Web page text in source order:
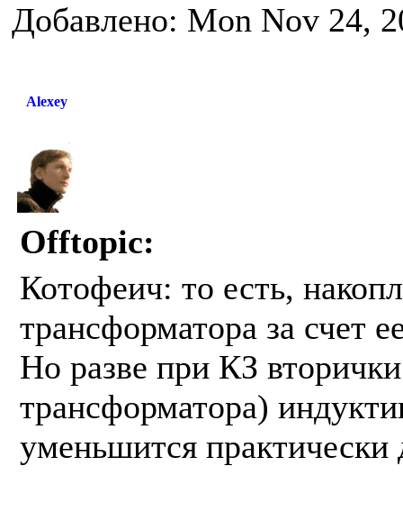
Добавлено: Mon Nov 24,
Alexey
Offtopic:
Котофеич: то есть,
трансформатора за счет
Но разве при КЗ
трансформатора)
уменьшится практически